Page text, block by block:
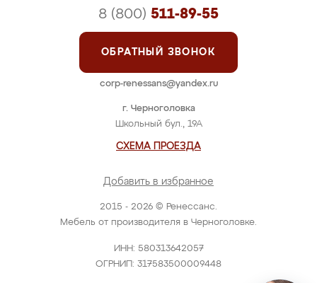
2015 - 2026 © Ренессанс.
Мебель от производителя в Черноголовке.
ИНН: 580313642057
ОГРНИП: 317583500009448
г. Черноголовка
Школьный бул., 19А
СХЕМА ПРОЕЗДА
Добавить в избранное
8 (800) 511-89-55
ОБРАТНЫЙ ЗВОНОК
corp-renessans@yandex.ru